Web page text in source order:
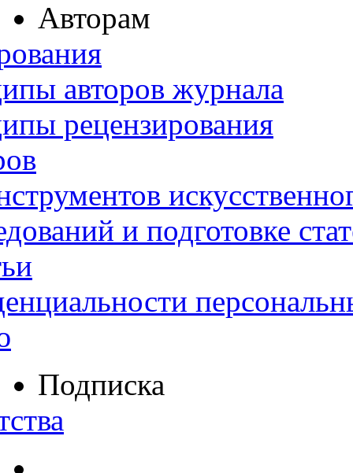
Авторам
авторов журнала
рецензирования
и подготовке
Подписка